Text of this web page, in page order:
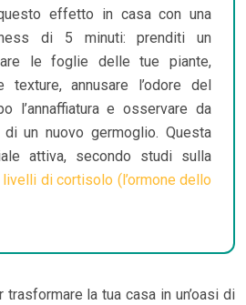
effetto in casa con una
di 5 minuti: prenditi un
le foglie delle tue piante,
texture, annusare l’odore del
l’annaffiatura e osservare da
un nuovo germoglio. Questa
attiva, secondo studi sulla
di cortisolo (l’ormone dello
la tua casa in un’oasi di